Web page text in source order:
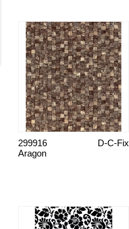
Aragon
D-C-Fix
299916